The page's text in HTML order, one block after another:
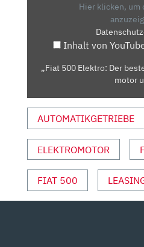
TEST
MOTOR
UND
VON
YOUTUBE
ANZEIGEN
Hier klicken, um
Inhalt von
„Fiat 500 Elektro: Der
motor
AUTOMATIKGETRIEBE
ELEKTROMOTOR
FIAT 500